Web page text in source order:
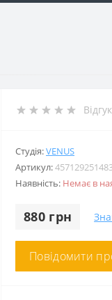
Студія:VENUS
Артикул:
Наявність: Немає в
880 грн
Повідомити